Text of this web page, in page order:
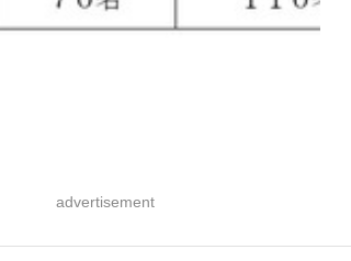
advertisement